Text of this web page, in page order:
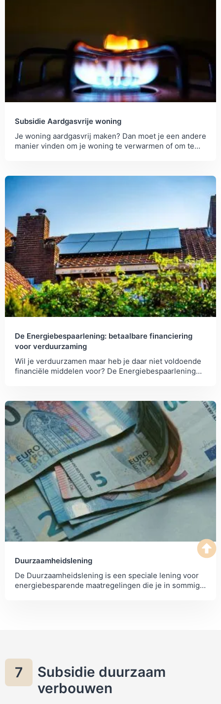
Subsidie Aardgasvrije woning
Je woning aardgasvrij maken? Dan moet je een andere
manier vinden om je woning te verwarmen of om te
De Energiebespaarlening: betaalbare financiering
voor verduurzaming
Wil je verduurzamen maar heb je daar niet voldoende
financiële middelen voor? De Energiebespaarlening
Duurzaamheidslening
De Duurzaamheidslening is een speciale lening voor
energiebesparende maatregelingen die je in sommige
7
Subsidie duurzaam
verbouwen